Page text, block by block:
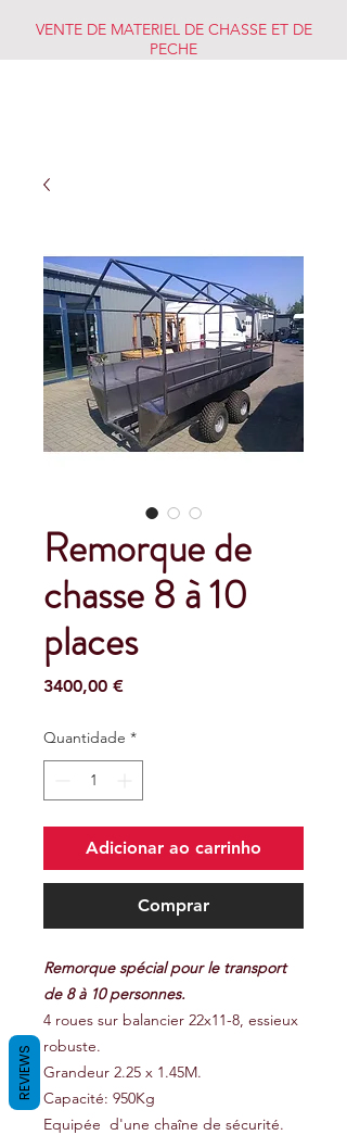
VENTE DE MATERIEL DE CHASSE ET DE
PECHE
Remorque de
chasse 8 à 10
places
3400,00 €Preço
Quantidade *
Adicionar ao carrinho
Comprar
Remorque spécial pour le transport
de 8 à 10 personnes.
4 roues sur balancier 22x11-8, essieux
robuste.
Grandeur 2.25 x 1.45M.
Capacité: 950Kg
Equipée d'une chaîne de sécurité.
REVIEWS